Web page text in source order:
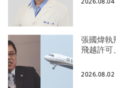
張國煒執
飛越許